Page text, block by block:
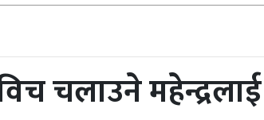
चलाउने महेन्द्रलाई